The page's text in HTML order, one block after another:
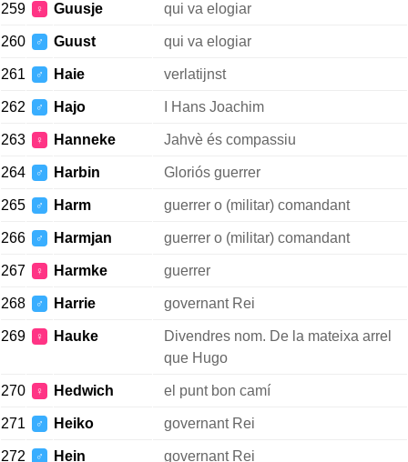
259 ♀ Guusje qui va elogiar
260 ♂ Guust qui va elogiar
261 ♂ Haie verlatijnst
262 ♂ Hajo I Hans Joachim
263 ♀ Hanneke Jahvè és compassiu
264 ♂ Harbin Gloriós guerrer
265 ♂ Harm guerrer o (militar) comandant
266 ♂ Harmjan guerrer o (militar) comandant
267 ♀ Harmke guerrer
268 ♂ Harrie governant Rei
269 ♀ Hauke
Divendres nom. De la mateixa arrel
que Hugo
270 ♀ Hedwich el punt bon camí
271 ♂ Heiko governant Rei
272 ♂ Hein governant Rei